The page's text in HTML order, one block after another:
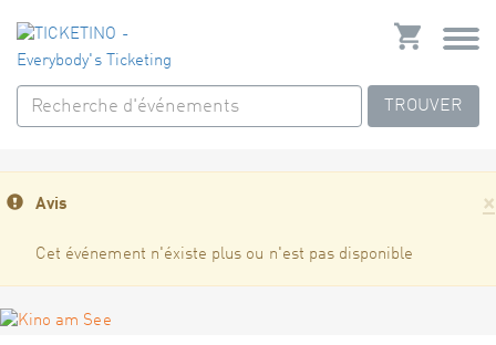
TROUVER
×
Avis
Cet événement n'éxiste plus ou n'est pas disponible